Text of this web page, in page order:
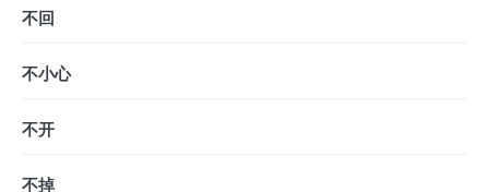
不回
不小心
不开
不掉